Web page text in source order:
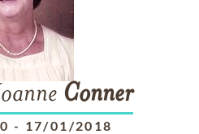
Conner
- 17/01/2018